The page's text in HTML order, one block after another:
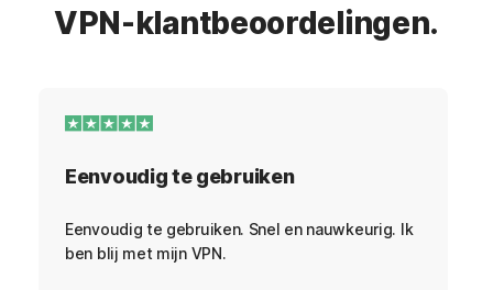
VPN-klantbeoordelingen.
Eenvoudig te gebruiken
Eenvoudig te gebruiken. Snel en nauwkeurig. Ik
ben blij met mijn VPN.